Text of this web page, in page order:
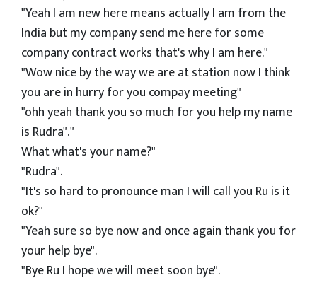
"Yeah I am new here means actually I am from the
India but my company send me here for some
company contract works that's why I am here."
"Wow nice by the way we are at station now I think
you are in hurry for you compay meeting"
"ohh yeah thank you so much for you help my name
is Rudra". "
What what's your name?"
"Rudra".
"It's so hard to pronounce man I will call you Ru is it
ok?"
"Yeah sure so bye now and once again thank you for
your help bye".
"Bye Ru I hope we will meet soon bye".